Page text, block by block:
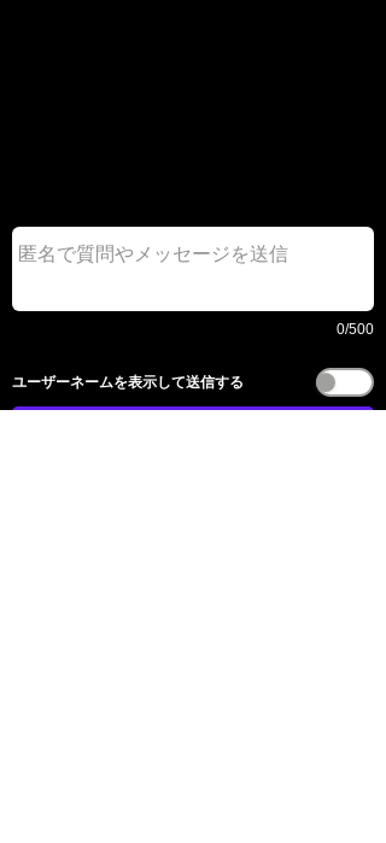
0/500
​ユーザーネームを表示して送信する